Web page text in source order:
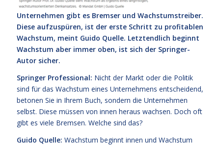
Unternehmen gibt es Bremser und Wachstumstreiber.
Diese aufzuspüren, ist der erste Schritt zu profitablen
Wachstum, meint Guido Quelle. Letztendlich beginnt
Wachstum aber immer oben, ist sich der Springer-
Autor sicher.
Springer Professional: Nicht der Markt oder die Politik
sind für das Wachstum eines Unternehmens entscheidend,
betonen Sie in Ihrem Buch, sondern die Unternehmen
selbst. Diese müssen von innen heraus wachsen. Doch oft
gibt es viele Bremsen. Welche sind das?
Guido Quelle: Wachstum beginnt innen und Wachstum